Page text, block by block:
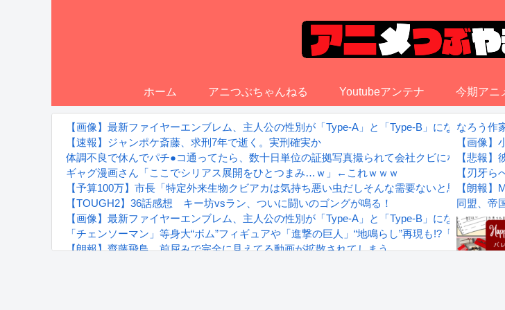
ホーム アニつぶちゃんねる Youtubeアンテナ 今期アニ
【画像】最新ファイヤーエンブレム、主人公の性別が「Type-A」と「Type-B」になってしまう
【速報】ジャンポケ斎藤、求刑7年で逝く。実刑確実か
体調不良で休んでパチ●コ通ってたら、数十日単位の証拠写真撮られて会社クビになった
ギャグ漫画さん「ここでシリアス展開をひとつまみ…ｗ」←これｗｗｗ
【予算100万】市長「特定外来生物クビアカは気持ち悪い虫だしそんな需要ないと思う」1
【TOUGH2】36話感想 キー坊vsラン、ついに闘いのゴングが鳴る！
【画像】最新ファイヤーエンブレム、主人公の性別が「Type-A」と「Type-B」になってしまう
「チェンソーマン」等身大“ボム”フィギュアや「進撃の巨人」“地鳴らし”再現も!?「MAPPA
【朗報】齋藤飛鳥、前屈みで完全に見えてる動画が拡散されてしまう…
なろう作
【画像
【悲報
【刃牙
【朗報
同盟、帝